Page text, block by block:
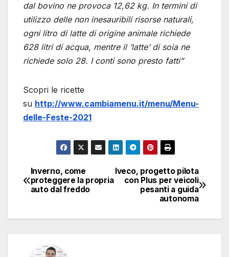
dal bovino ne provoca 12,62 kg. In termini di
utilizzo delle non inesauribili risorse naturali,
ogni litro di latte di origine animale richiede
628 litri di acqua, mentre il ‘latte’ di soia ne
richiede solo 28. I conti sono presto fatti”
Scopri le ricette
su http://www.cambiamenu.it/menu/Menu-
delle-Feste-2021
Navigazione
articoli
Iveco, progetto pilota
con Plus per veicoli
pesanti a guida
autonoma
Inverno, come
proteggere la propria
auto dal freddo